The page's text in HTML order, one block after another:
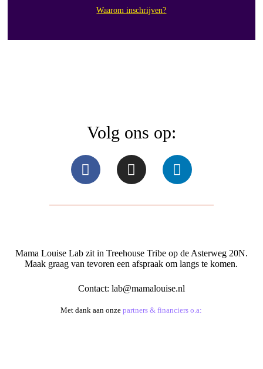
Waarom inschrijven?
Volg ons op:
Mama Louise Lab zit in Treehouse Tribe op de Asterweg 20N.
Maak graag van tevoren een afspraak om langs te komen.
Contact: lab@mamalouise.nl
Met dank aan onzepartners & financiers o.a: